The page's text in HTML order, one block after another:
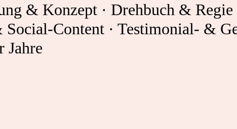
& Konzept · Drehbuch &
Content · Testimonial- &
Jahre